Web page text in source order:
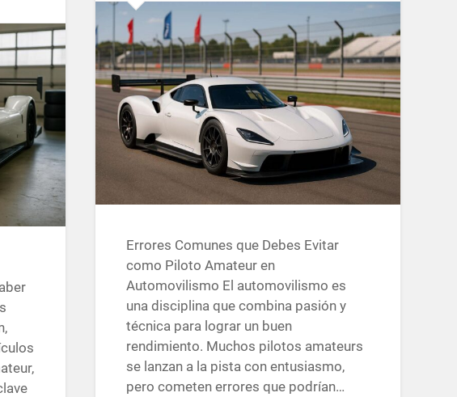
Errores Comunes que Debes Evitar
como Piloto Amateur en
Automovilismo El automovilismo es
una disciplina que combina pasión y
técnica para lograr un buen
rendimiento. Muchos pilotos amateurs
se lanzan a la pista con entusiasmo,
pero cometen errores que podrían…